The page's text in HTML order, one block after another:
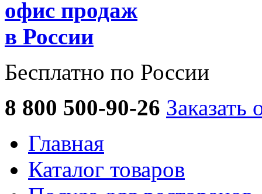
офис продаж
в России
Бесплатно по России
8 800 500-90-26 Заказать
Главная
Каталог товаров